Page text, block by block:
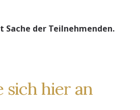
Sache der Teilnehmenden.
sich hier an